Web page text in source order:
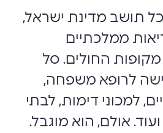
תושב מדינת ישראל,
ממלכתיים
החולים. סל
לרופא משפחה,
למכוני דימות, לבתי
אולם, הוא מוגבל.